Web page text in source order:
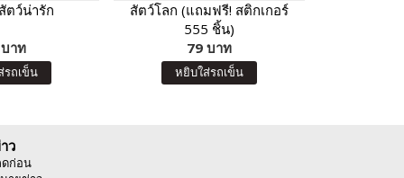
ว์น่ารัก
าท
รถเข็น
สัตว์โลก (แถมฟรี! สติกเกอร์
555 ชิ้น)
79 บาท
หยิบใส่รถเข็น
ว
ก่อน